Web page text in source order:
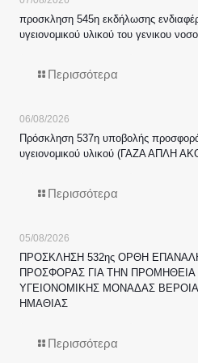
προσκληση 545η εκδήλωσης
υγειονομικού υλικού του γενικου
Περισσότερα
06/08/2026
Πρόσκληση 537η υποβολής
υγειονομικού υλικού (ΓΑΖΑ ΑΠΛΗ
Περισσότερα
05/08/2026
ΠΡΟΣΚΛΗΣΗ 532ης ΟΡΘΗ
ΠΡΟΣΦΟΡΑΣ ΓΙΑ ΤΗΝ ΠΡΟΜΗΘΕΙΑ
ΥΓΕΙΟΝΟΜΙΚΗΣ ΜΟΝΑΔΑΣ
ΗΜΑΘΙΑΣ
Περισσότερα